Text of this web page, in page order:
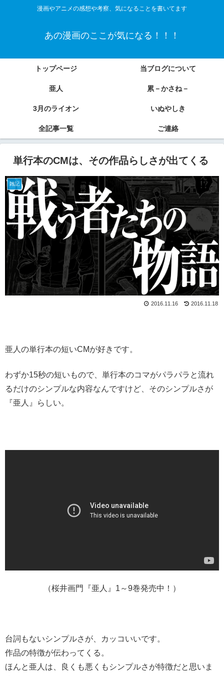
漫画やアニメの感想や考察、気になることを書いてます
あの漫画のここが気になる！！！
トップページ 当ブログについて
亜人 累－かさね－
3月のライオン いぬやしき
全記事一覧 ご連絡
単行本のCMは、その作品らしさが出てくる
雑記
2016.11.18
2016.11.16
亜人の単行本の短いCMが好きです。
わずか15秒の短いもので、単行本のコマがパラパラと流れ
るだけのシンプルな内容なんですけど、そのシンプルさが
『亜人』らしい。
（桜井画門『亜人』1～9巻発売中！）
台詞もないシンプルさが、カッコいいです。
作品の特徴が伝わってくる。
ほんと亜人は、良くも悪くもシンプルさが特徴だと思いま